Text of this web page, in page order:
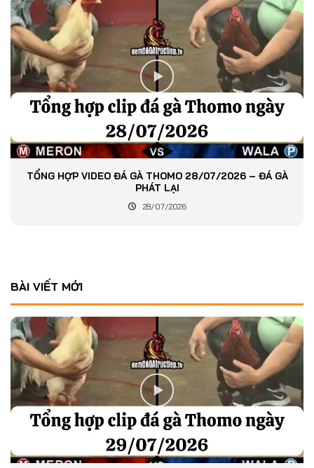
TỔNG HỢP VIDEO ĐÁ GÀ THOMO 28/07/2026 – ĐÁ GÀ
PHÁT LẠI
28/07/2026
BÀI VIẾT MỚI